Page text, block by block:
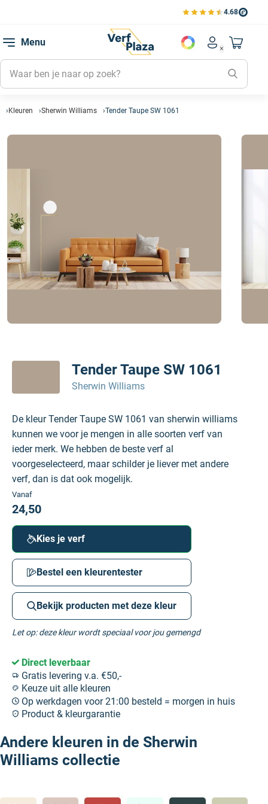
4.68
Bekijk de verfplaza
Menu
Account
Mijn
Mijn
Mijn
Naar
Kleuren Sherwin Williams Tender Taupe SW 1061
Tender Taupe SW 1061
Sherwin Williams
De kleur Tender Taupe SW 1061 van sherwin williams
kunnen we voor je mengen in alle soorten verf van
ieder merk. We hebben de beste verf al
voorgeselecteerd, maar schilder je liever met andere
verf, dan is dat ook mogelijk.
Vanaf
24,50
Kies je verf
Bestel een kleurentester
Bekijk producten met deze kleur
Let op: deze kleur wordt speciaal voor jou gemengd
Direct leverbaar
Gratis levering v.a. €50,-
Keuze uit alle kleuren
Op werkdagen voor 21:00 besteld = morgen in huis
Product & kleurgarantie
Andere kleuren in de Sherwin
Williams collectie